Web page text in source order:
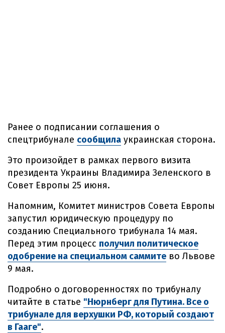
Ранее о подписании соглашения о
спецтрибунале сообщила украинская сторона.
Это произойдет в рамках первого визита
президента Украины Владимира Зеленского в
Совет Европы 25 июня.
Напомним, Комитет министров Совета Европы
запустил юридическую процедуру по
созданию Специального трибунала 14 мая.
Перед этим процесс получил политическое
одобрение на специальном саммите во Львове
9 мая.
Подробно о договоренностях по трибуналу
читайте в статье "Нюрнберг для Путина. Все о
трибунале для верхушки РФ, который создают
в Гааге".